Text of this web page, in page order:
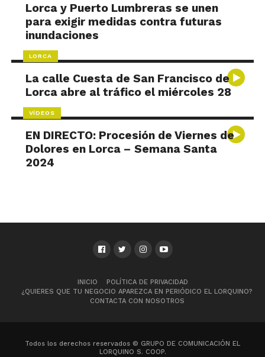
Lorca y Puerto Lumbreras se unen
para exigir medidas contra futuras
inundaciones
LORCA
La calle Cuesta de San Francisco de
Lorca abre al tráfico el miércoles 28
VÍDEOS
EN DIRECTO: Procesión de Viernes de
Dolores en Lorca – Semana Santa
2024
INICIO
POLÍTICA DE PRIVACIDAD
¿QUIERES QUE TU NEGOCIO APAREZCA EN PERIÓDICO EL LORQUINO?
CONTACTA CON NOSOTROS
Todos los derechos reservados © GRUPO DE COMUNICACIÓN EL
LORQUINO S. COOP.